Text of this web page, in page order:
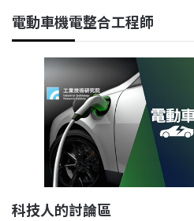
電動車機電整合工程師
科技人的討論區